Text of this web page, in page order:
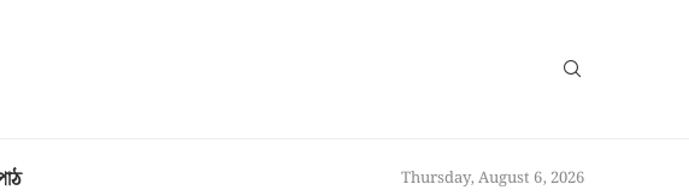
Thursday, August 6, 2026